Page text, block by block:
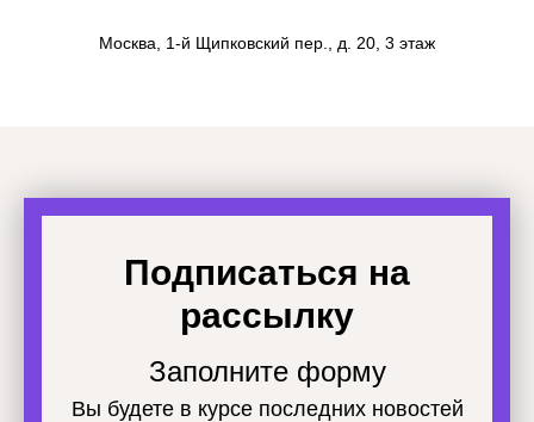
Москва, 1-й Щипковский пер., д. 20, 3 этаж
Подписаться на
рассылку
Заполните форму
Вы будете в курсе последних новостей